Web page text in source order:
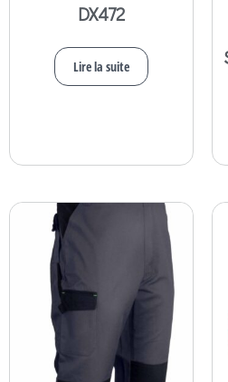
DX472
Lire la suite